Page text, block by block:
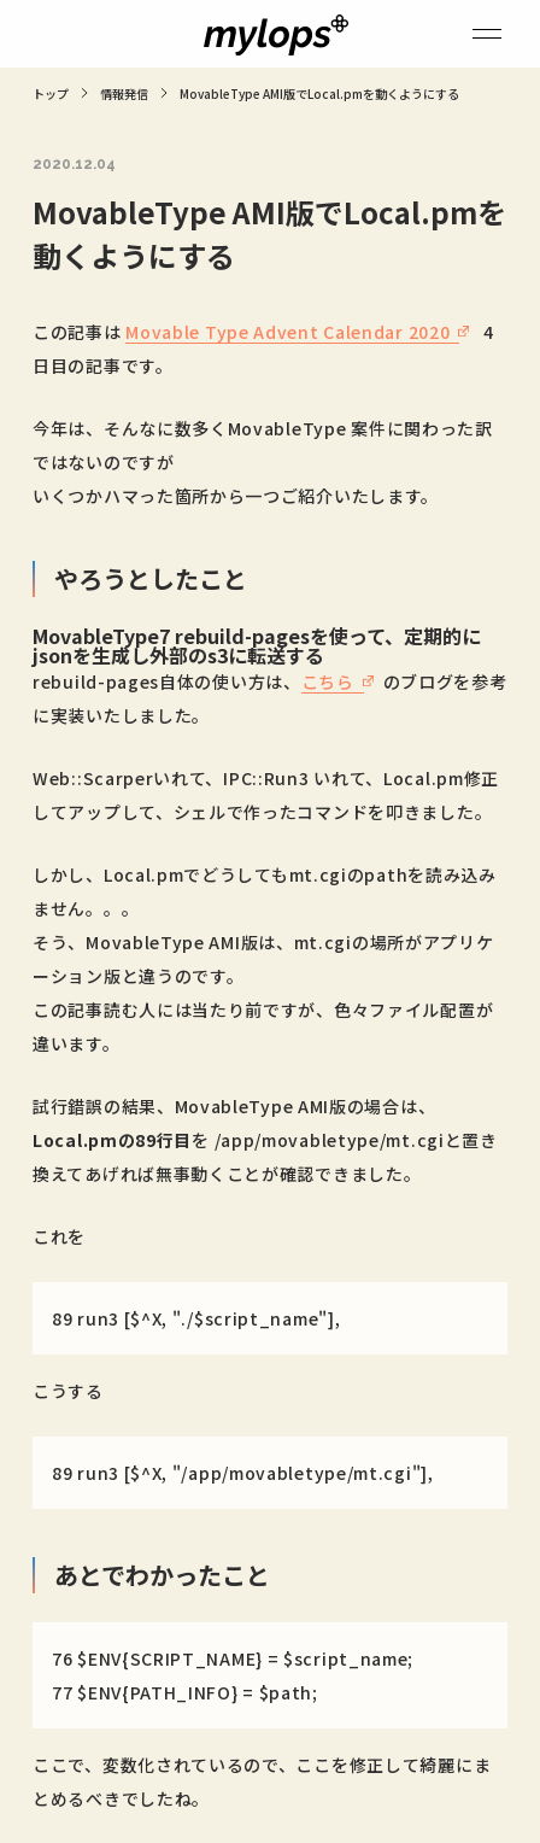
トップ 情報発信 MovableType AMI版でLocal.pmを動くようにする
2020.12.04
MovableType AMI版でLocal.pmを
動くようにする
この記事は Movable Type Advent Calendar 2020
4
日目の記事です。
今年は、そんなに数多くMovableType 案件に関わった訳
ではないのですが
いくつかハマった箇所から一つご紹介いたします。
やろうとしたこと
MovableType7 rebuild-pagesを使って、定期的に
jsonを生成し外部のs3に転送する
rebuild-pages自体の使い方は、 こちら
のブログを参考
に実装いたしました。
Web::Scarperいれて、IPC::Run3 いれて、Local.pm修正
してアップして、シェルで作ったコマンドを叩きました。
しかし、Local.pmでどうしてもmt.cgiのpathを読み込み
ません。。。
そう、MovableType AMI版は、mt.cgiの場所がアプリケ
ーション版と違うのです。
この記事読む人には当たり前ですが、色々ファイル配置が
違います。
試行錯誤の結果、MovableType AMI版の場合は、
Local.pmの89行目 を /app/movabletype/mt.cgiと置き
換えてあげれば無事動くことが確認できました。
これを
89 run3 [$^X, "./$script_name"],
こうする
89 run3 [$^X, "/app/movabletype/mt.cgi"],
あとでわかったこと
76 $ENV{SCRIPT_NAME} = $script_name;
77 $ENV{PATH_INFO} = $path;
ここで、変数化されているので、ここを修正して綺麗にま
とめるべきでしたね。